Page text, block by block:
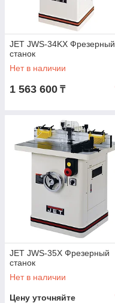
JET JWS-34KX Фрезерный
станок
Нет в наличии
1 563 600 ₸
JET JWS-35X Фрезерный
станок
Нет в наличии
Цену уточняйте